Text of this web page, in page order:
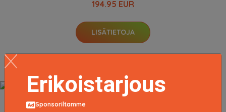
194.95 EUR
LISÄTIETOJA
Erikoistarjous
Sponsoriltamme